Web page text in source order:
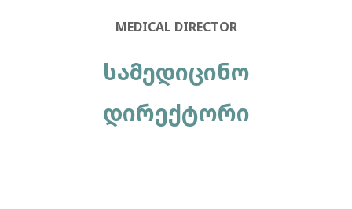
MEDICAL DIRECTOR
სამედიცინო
დირექტორი